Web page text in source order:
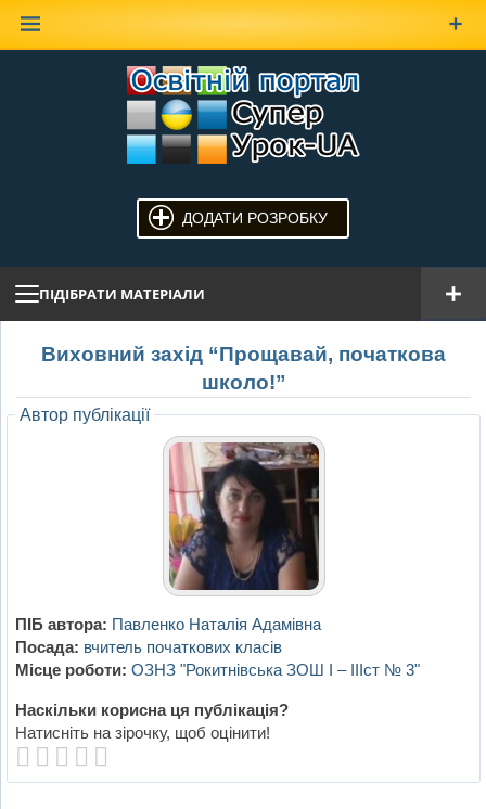
ДОДАТИ РОЗРОБКУ
ПІДІБРАТИ МАТЕРІАЛИ
Виховний захід “Прощавай, початкова
школо!”
Автор публікації
ПІБ автора: Павленко Наталія Адамівна
Посада: вчитель початкових класів
Місце роботи: ОЗНЗ "Рокитнівська ЗОШ І – ІІІст № 3"
Наскільки корисна ця публікація?
Натисніть на зірочку, щоб оцінити!